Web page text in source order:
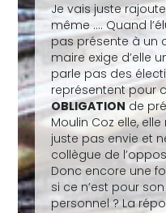
Je vais juste
même …. Quand
pas présente à un
maire exige d’elle
parle pas des
représentent pour
OBLIGATION de
Moulin Coz elle,
juste pas envie et
collègue de
Donc encore une
si ce n’est pour
personnel ? La